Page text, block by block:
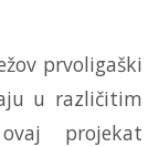
prvoligaški
u različitim
projekat